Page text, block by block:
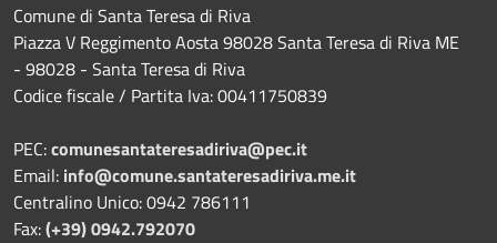
Comune di Santa Teresa di Riva
Piazza V Reggimento Aosta 98028 Santa Teresa di Riva ME
- 98028 - Santa Teresa di Riva
Codice fiscale / Partita Iva: 00411750839
PEC:comunesantateresadiriva@pec.it
Email: info@comune.santateresadiriva.me.it
Centralino Unico: 0942 786111
Fax:(+39) 0942.792070